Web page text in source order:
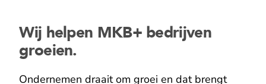
Wij helpen MKB+ bedrijven
groeien.
Ondernemen draait om groei en dat brengt